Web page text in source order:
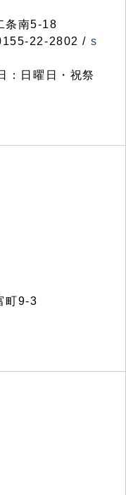
条南5-18
22-2802 / s
：日曜日・祝祭
町9-3